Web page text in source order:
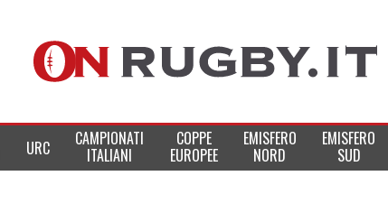
URC CAMPIONATI
ITALIANI
COPPE
EUROPEE
EMISFERO
NORD
EMISFERO
SUD